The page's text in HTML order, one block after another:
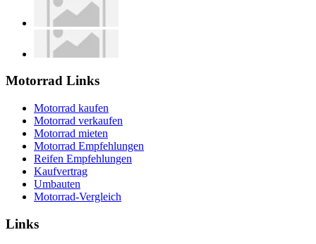
Motorrad Links
Motorrad kaufen
Motorrad verkaufen
Motorrad mieten
Motorrad Empfehlungen
Reifen Empfehlungen
Kaufvertrag
Umbauten
Motorrad-Vergleich
Links